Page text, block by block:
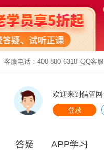
客服电话：400-880-6318 QQ客服
欢迎来到信管网
登录
答疑 APP学习